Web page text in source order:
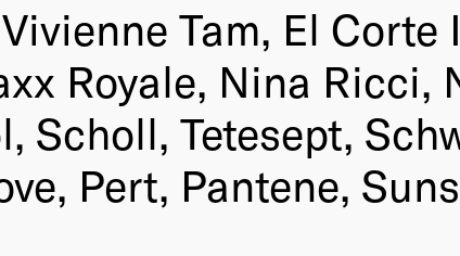
Tam, El Corte
Royale, Nina Ricci,
Scholl, Tetesept,
Pert, Pantene,